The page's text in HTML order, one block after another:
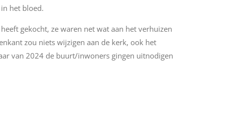
het bloed.
gekocht, ze waren net wat aan het verhuizen
zou niets wijzigen aan de kerk, ook het
van 2024 de buurt/inwoners gingen uitnodigen